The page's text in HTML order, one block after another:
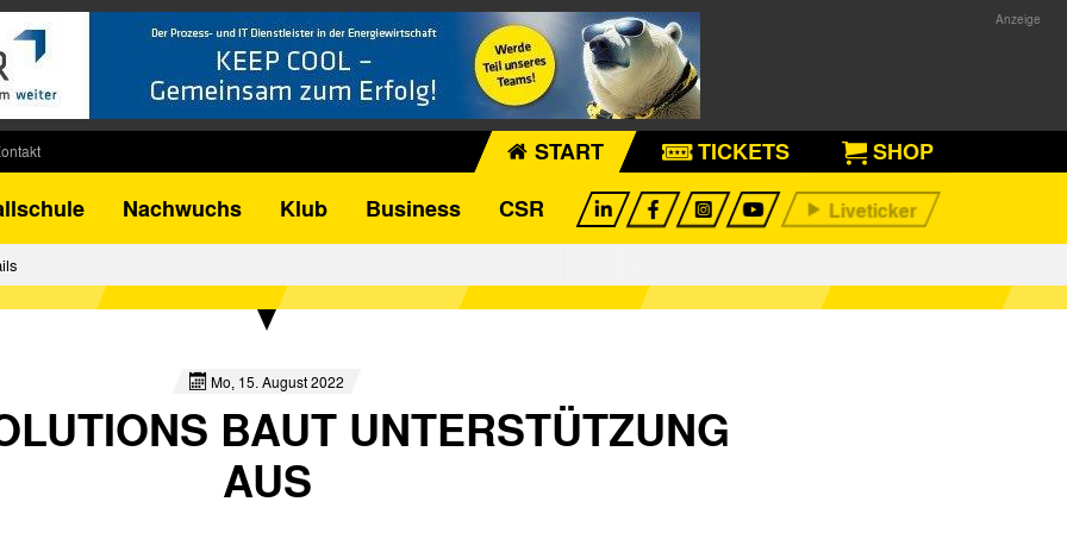
Pokal
START TICKETS
SHOP
Nachwuchs Klub Business CSR
Mo, 15. August 2022
BAUT UNTERSTÜTZUNG
AUS